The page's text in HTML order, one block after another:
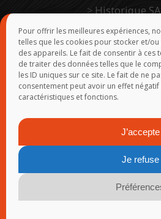
Pour offrir les meilleures expériences,
telles que les cookies pour stocker et/
des appareils. Le fait de consentir à ces
de traiter des données telles que le
les ID uniques sur ce site. Le fait de ne
consentement peut avoir un effet
caractéristiques et fonctions.
J’accepte
Je refuse
>Historique
>TEAM
>Accès Pro
>Force de
NOS